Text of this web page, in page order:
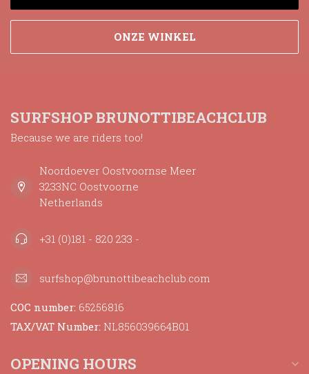
ONZE WINKEL
SURFSHOP BRUNOTTIBEACHCLUB
Because we are riders too!
Noordoever Oostvoornse Meer
3233NC Oostvoorne
Netherlands
+31 (0)181 - 820 233 -
surfshop@brunottibeachclub.com
COC number: 65256816
TAX/VAT Number: NL856039664B01
OPENING HOURS